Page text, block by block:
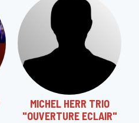
MICHEL HERR TRIO
"OUVERTURE ECLAIR"